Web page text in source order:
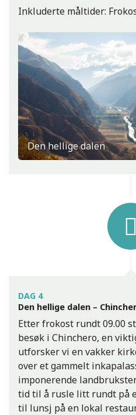
Inkluderte måltider:
Den hellige dalen
DAG 4
Den hellige dalen –
Etter frokost rundt 09.00
besøk i Chinchero, en
utforsker vi en vakker
over et gammelt
imponerende
tid til å rusle litt rundt på
til lunsj på en lokal